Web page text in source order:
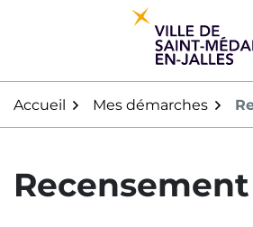
Accueil Mes démarches
Recensement